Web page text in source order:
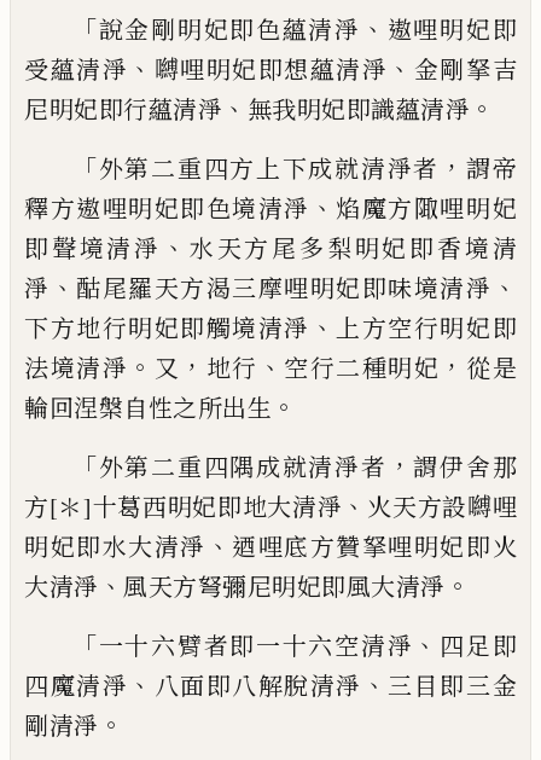
「說金剛明妃即色蘊清淨 、 遨哩明妃即
受蘊清淨 、 嚩哩明妃即想蘊清淨 、 金剛拏吉
尼明妃即行蘊清淨 、 無我明妃即識蘊清淨 。
「外第二重四方上下成就清淨者 ， 謂帝
釋方遨哩明妃即色境清淨 、 焰魔方陬哩明妃
即聲境清淨 、 水天方 尾多梨明妃即香境清
淨 、 酤尾羅天方渴三摩哩明妃即味境清淨 、
下方地行明妃即觸境清淨 、
上方空行明妃即
法境清淨 。 又 ， 地行 、 空行二種明妃 ， 從是
輪回涅槃自性之所出生 。
「外第二重四隅成就清淨者 ，謂伊舍那
方[＊]十葛西明妃即地大清淨 、 火天方設嚩哩
明妃即水大清淨 、 迺哩底方贊拏哩明妃即火
大清淨 、 風天方弩彌尼明妃即風大清淨 。
「一十六臂者即一十六空清淨 、 四足即
四魔清淨 、 八面即八解脫清淨 、 三目即三金
剛清淨 。